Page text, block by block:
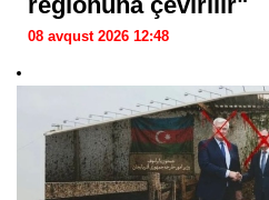
08 avqust 2026 12:48